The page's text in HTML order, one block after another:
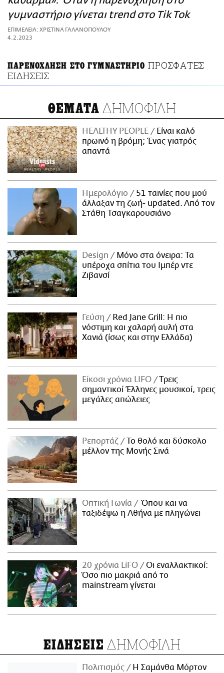
ΑΜΠΑ
PRINT
γυμναστήριο γίνεται trend στο Tik Tok
ΕΠΙΜΕΛΕΙΑ: ΧΡΙΣΤΙΝΑ ΓΑΛΑΝΟΠΟΥΛΟΥ
4.2.2023
ΠΑΡΕΝΟΧΛΗΣΗ ΣΤΟ ΓΥΜΝΑΣΤΗΡΙΟ ΠΡΟΣΦΑΤΕΣ
ΕΙΔΗΣΕΙΣ
ΘΕΜΑΤΑ ΔΗΜΟΦΙΛΗ
HEALTHY PEOPLE
Είναι καλό
πρωινό η βρόμη; Ένας γιατρός
απαντά
Ημερολόγιο
51 ταινίες που μού
άλλαξαν τη ζωή- updated. Aπό τον
Στάθη Τσαγκαρουσιάνο
Design
Μόνο στα όνειρα: Τα
υπέροχα σπίτια του Ιμπέρ ντε
Ζιβανσί
Γεύση
Red Jane Grill: Η πιο
νόστιμη και χαλαρή αυλή στα
Χανιά (ίσως και στην Ελλάδα)
Είκοσι χρόνια LIFO
Tρεις
σημαντικοί Έλληνες μουσικοί, τρεις
μεγάλες απώλειες
Ρεπορτάζ
Το θολό και δύσκολο
μέλλον της Μονής Σινά
Οπτική Γωνία
Όπου και να
ταξιδέψω η Αθήνα με πληγώνει
20 χρόνια LiFO
Οι εναλλακτικοί:
Όσο πιο μακριά από το
mainstream γίνεται
ΕΙΔΗΣΕΙΣ ΔΗΜΟΦΙΛΗ
Πολιτισμός Η Σαμάνθα Μόρτον